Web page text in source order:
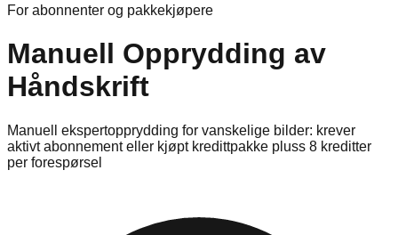
For abonnenter og pakkekjøpere
Manuell Opprydding av
Håndskrift
Manuell ekspertopprydding for vanskelige bilder: krever
aktivt abonnement eller kjøpt kredittpakke pluss 8 kreditter
per forespørsel